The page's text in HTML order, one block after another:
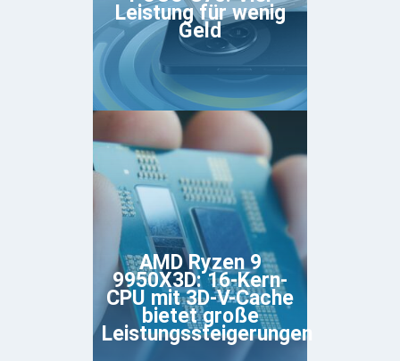
Leistung für wenig
Geld
AMD Ryzen 9
9950X3D: 16-Kern-
CPU mit 3D-V-Cache
bietet große
Leistungssteigerungen